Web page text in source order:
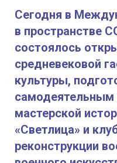
Сегодня в
в пространстве
состоялось
средневековой
культуры,
самодеятельным
мастерской
«Светлица» и
реконструкции